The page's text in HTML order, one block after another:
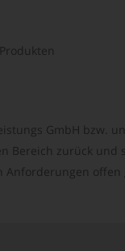
GmbH bzw.
Bereich zurück und
Anforderungen offen